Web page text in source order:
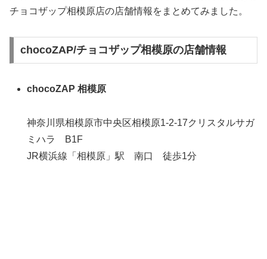
チョコザップ相模原店の店舗情報をまとめてみました。
chocoZAP/チョコザップ相模原の店舗情報
chocoZAP 相模原
神奈川県相模原市中央区相模原1-2-17クリスタルサガ
ミハラ B1F
JR横浜線「相模原」駅 南口 徒歩1分